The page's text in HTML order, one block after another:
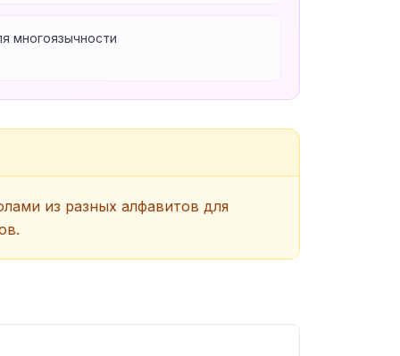
многоязычности
из разных алфавитов для